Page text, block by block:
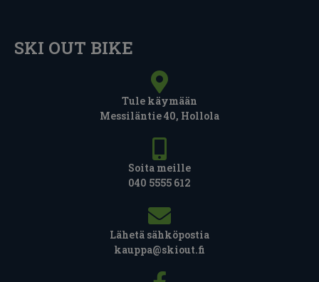
SKI OUT BIKE
Tule käymään
Messiläntie 40, Hollola
Soita meille
040 5555 612
Lähetä sähköpostia
kauppa@skiout.fi